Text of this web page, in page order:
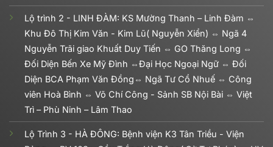
Lộ trình 2 - LINH ĐÀM: KS Mường Thanh – Linh Đàm ⇔
Khu Đô Thị Kim Văn - Kim Lũ( Nguyễn Xiển) ⇔ Ngã 4
Nguyễn Trãi giao Khuất Duy Tiến ⇔ GO Thăng Long ⇔
Đối Diện Bến Xe Mỹ Đình ⇔Đại Học Ngoại Ngữ ⇔ Đối
Diện BCA Phạm Văn Đồng⇔ Ngã Tư Cổ Nhuế ⇔ Công
viên Hoà Bình ⇔ Võ Chí Công - Sảnh SB Nội Bài ⇔ Việt
Trì – Phù Ninh – Lâm Thao
Lộ Trình 3 - HÀ ĐÔNG: Bệnh viện K3 Tân Triều - Viện